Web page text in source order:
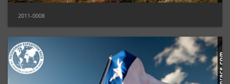
2011-0008